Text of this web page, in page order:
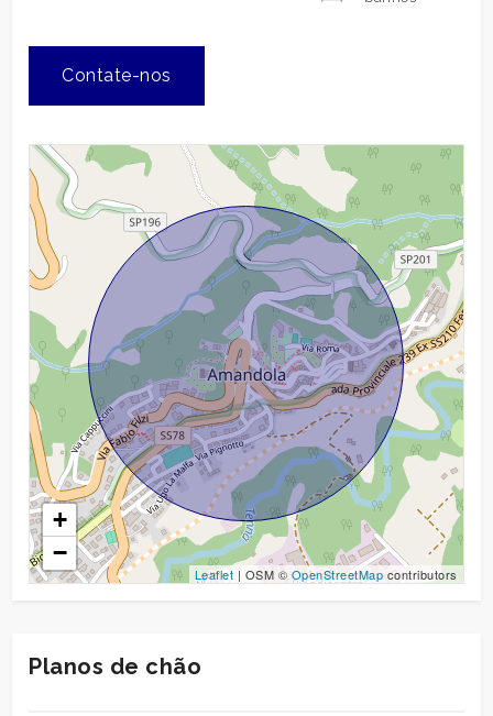
Contate-nos
+
−
Leaflet | OSM © OpenStreetMap contributors
Planos de chão